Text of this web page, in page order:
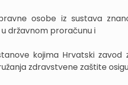
osobe iz sustava
državnom proračunu i
kojima Hrvatski zavod
zdravstvene zaštite